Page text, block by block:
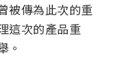
被傳為此次的重
這次的產品重
。